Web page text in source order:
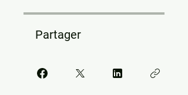
Partager